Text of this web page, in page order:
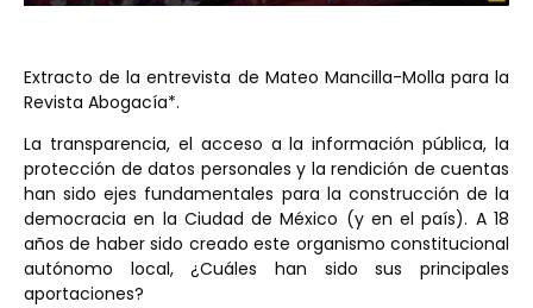
Extracto de la entrevista de Mateo Mancilla-Molla para la
Revista Abogacía*.
La transparencia, el acceso a la información pública, la
protección de datos personales y la rendición de cuentas
han sido ejes fundamentales para la construcción de la
democracia en la Ciudad de México (y en el país). A 18
años de haber sido creado este organismo constitucional
autónomo local, ¿Cuáles han sido sus principales
aportaciones?